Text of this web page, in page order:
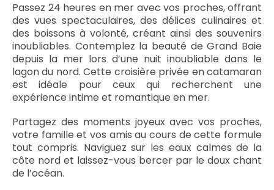
Passez 24 heures en mer avec vos proches, offrant
des vues spectaculaires, des délices culinaires et
des boissons à volonté, créant ainsi des souvenirs
inoubliables. Contemplez la beauté de Grand Baie
depuis la mer lors d’une nuit inoubliable dans le
lagon du nord. Cette croisière privée en catamaran
est idéale pour ceux qui recherchent une
expérience intime et romantique en mer.
Partagez des moments joyeux avec vos proches,
votre famille et vos amis au cours de cette formule
tout compris. Naviguez sur les eaux calmes de la
côte nord et laissez-vous bercer par le doux chant
de l’océan.